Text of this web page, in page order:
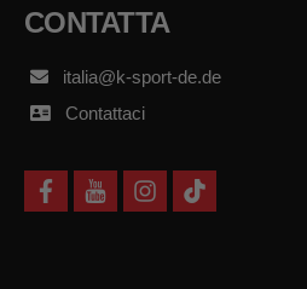
CONTATTA
italia@k-sport-de.de
Contattaci
f
a
y
o
i
n
t
i